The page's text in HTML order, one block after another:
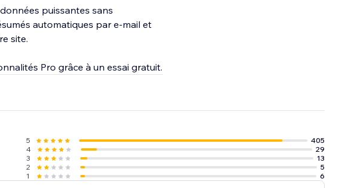
puissantes sans
automatiques par e-mail et
site.
Pro grâce à un essai gratuit.
5
405
4
29
3
13
2
5
1
6